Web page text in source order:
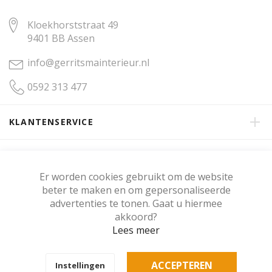
Er worden cookies gebruikt om de website
beter te maken en om gepersonaliseerde
advertenties te tonen. Gaat u hiermee
akkoord?
Lees meer
Instellingen ACCEPTEREN
Kloekhorststraat 49
9401 BB Assen
info@gerritsmainterieur.nl
0592 313 477
KLANTENSERVICE
KLANTENBEOORDELING
Copyright © Gerritsma Interieur.